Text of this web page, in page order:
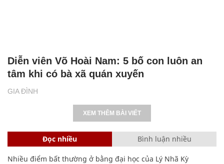
GIA ĐÌNH
Diễn viên Võ Hoài Nam: 5 bố con luôn an
tâm khi có bà xã quán xuyến
XEM THÊM BÀI VIẾT
Đọc nhiều Bình luận nhiều
Nhiều điểm bất thường ở bằng đại học của Lý Nhã Kỳ